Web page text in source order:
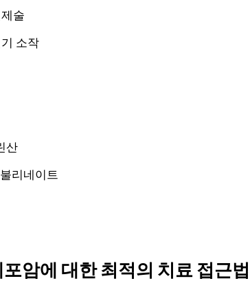
술
소작
산
리네이트
암에 대한 최적의 치료 접근법